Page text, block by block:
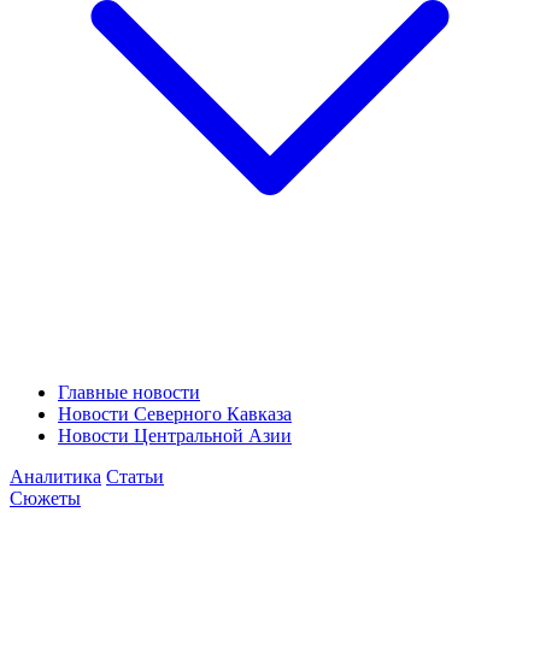
Главные новости
Новости Северного Кавказа
Новости Центральной Азии
Аналитика Статьи
Сюжеты